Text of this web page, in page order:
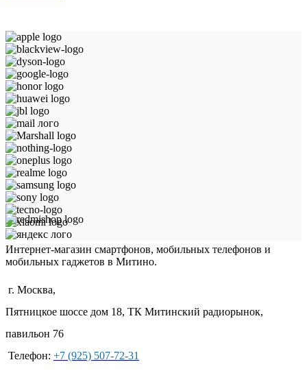
Интернет-магазин смартфонов, мобильных телефонов и
мобильных гаджетов в Митино.
г. Москва,
Пятницкое шоссе дом 18, ТК Митинский радиорынок,
павильон 76
Телефон: +7 (925) 507-72-31